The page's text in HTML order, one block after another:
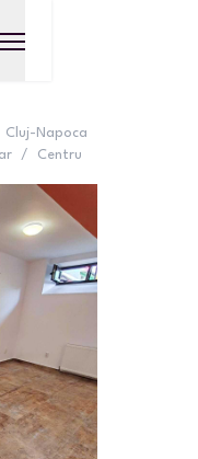
Cluj-Napoca
/ Centru